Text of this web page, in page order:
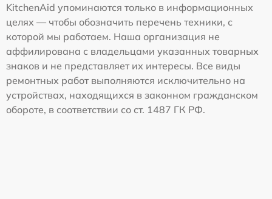
KitchenAid упоминаются только в информационных
целях — чтобы обозначить перечень техники, с
которой мы работаем. Наша организация не
аффилирована с владельцами указанных товарных
знаков и не представляет их интересы. Все виды
ремонтных работ выполняются исключительно на
устройствах, находящихся в законном гражданском
обороте, в соответствии со ст. 1487 ГК РФ.